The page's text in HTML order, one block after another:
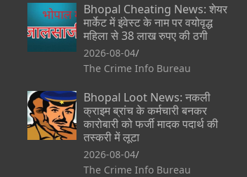
Bhopal Cheating News: शेयर
मार्केट में इंवेस्ट के नाम पर वयोवृद्ध
महिला से 38 लाख रुपए की ठगी
2026-08-04
The Crime Info Bureau
Bhopal Loot News: नकली
क्राइम ब्रांच के कर्मचारी बनकर
कारोबारी को फर्जी मादक पदार्थ की
तस्करी में लूटा
2026-08-04
The Crime Info Bureau